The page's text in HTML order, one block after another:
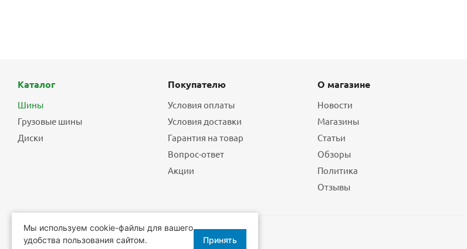
Каталог
Шины
Грузовые шины
Диски
Покупателю
Условия оплаты
Условия доставки
Гарантия на товар
Вопрос-ответ
Акции
О магазине
Новости
Магазины
Статьи
Обзоры
Политика
Отзывы
2026 © Еврошины - шины, диски, шиномонтаж.
Мы используем cookie-файлы для вашего
удобства пользования сайтом.
Принять